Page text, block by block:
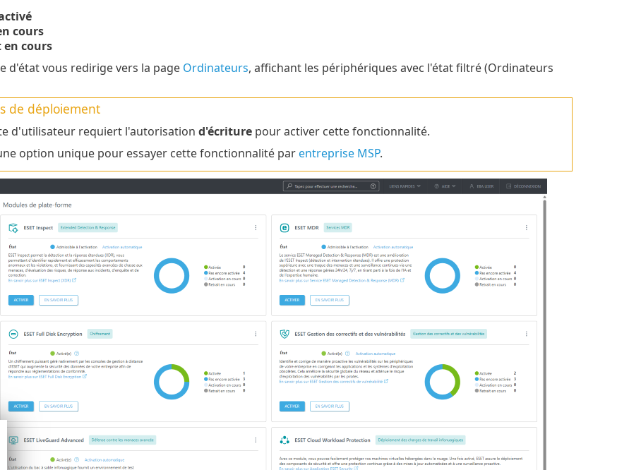
cours
en cours
d'état vous redirige vers la page Ordinateurs, affichant les périphériques avec l'état filtré (Ordinateurs
de déploiement
d'utilisateur requiert l'autorisation d'écriturepour activer cette fonctionnalité.
option unique pour essayer cette fonctionnalité parentreprise MSP.